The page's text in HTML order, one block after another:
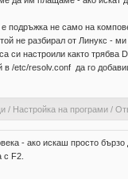
подръжка не само на
не разбирал от Линукс - ми
си настроили както
в /etc/resolv.conf да го
/ Настройка на програми/
- ако искаш просто
с F2.